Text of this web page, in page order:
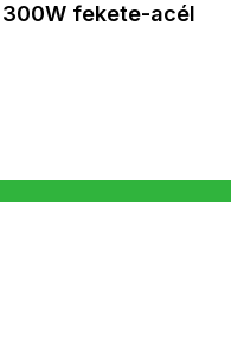
300W fekete-acél